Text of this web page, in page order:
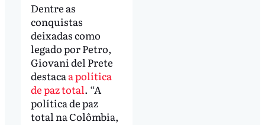
Dentre as
conquistas
deixadas como
legado por Petro,
Giovani del Prete
destacaa política
de paz total. “A
política de paz
total na Colômbia,